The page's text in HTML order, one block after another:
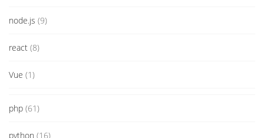
node.js (9)
react (8)
Vue (1)
php (61)
python (16)